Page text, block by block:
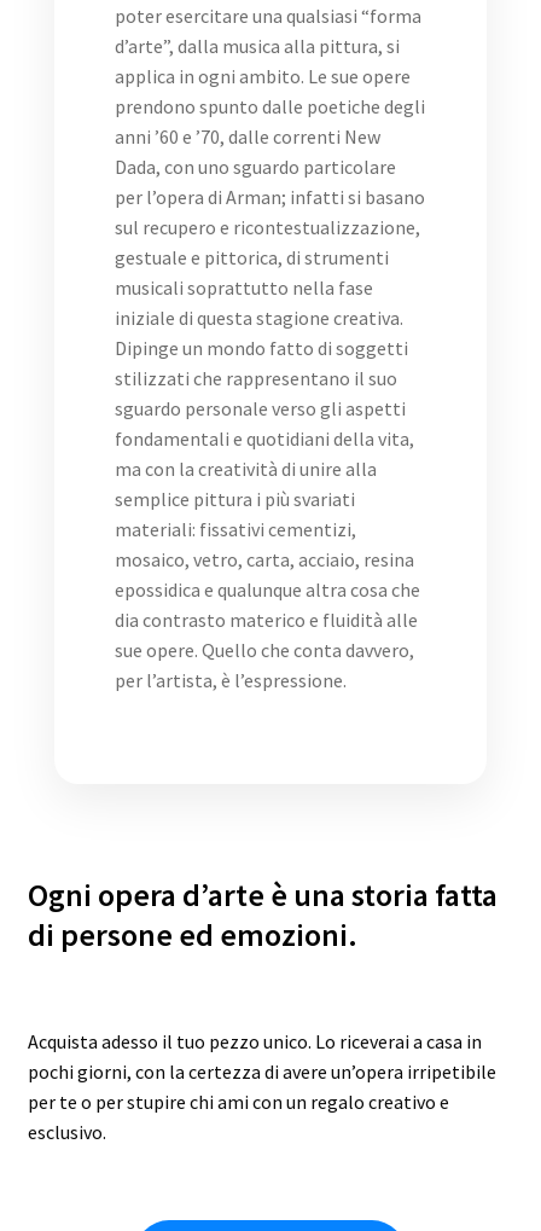
poter esercitare una qualsiasi “forma
d’arte”, dalla musica alla pittura, si
applica in ogni ambito. Le sue opere
prendono spunto dalle poetiche degli
anni ’60 e ’70, dalle correnti New
Dada, con uno sguardo particolare
per l’opera di Arman; infatti si basano
sul recupero e ricontestualizzazione,
gestuale e pittorica, di strumenti
musicali soprattutto nella fase
iniziale di questa stagione creativa.
Dipinge un mondo fatto di soggetti
stilizzati che rappresentano il suo
sguardo personale verso gli aspetti
fondamentali e quotidiani della vita,
ma con la creatività di unire alla
semplice pittura i più svariati
materiali: fissativi cementizi,
mosaico, vetro, carta, acciaio, resina
epossidica e qualunque altra cosa che
dia contrasto materico e fluidità alle
sue opere. Quello che conta davvero,
per l’artista, è l’espressione.
Ogni opera d’arte è una storia fatta
di persone ed emozioni.
Acquista adesso il tuo pezzo unico. Lo riceverai a casa in
pochi giorni, con la certezza di avere un’opera irripetibile
per te o per stupire chi ami con un regalo creativo e
esclusivo.